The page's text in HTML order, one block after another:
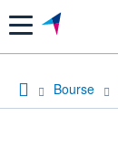
Menu
Bourse